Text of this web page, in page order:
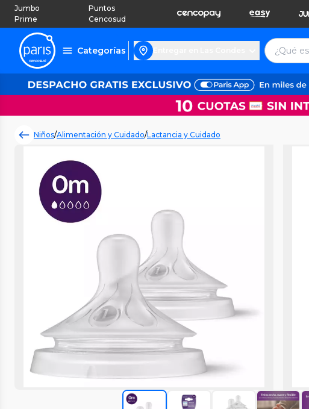
Jumbo
Prime
Puntos
Cencosud
Categorías
Niños/Alimentación y Cuidado/Lactancia y Cuidado